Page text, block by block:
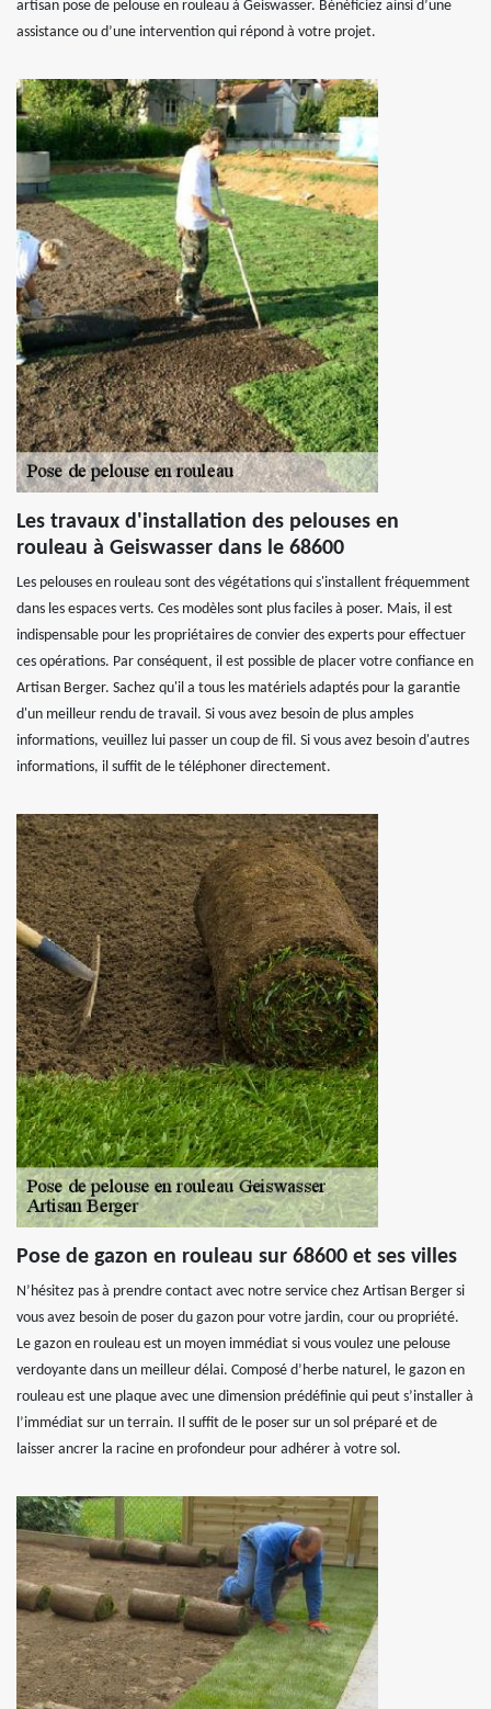
artisan pose de pelouse en rouleau à Geiswasser. Bénéficiez ainsi d’une
assistance ou d’une intervention qui répond à votre projet.
Les travaux d'installation des pelouses en
rouleau à Geiswasser dans le 68600
Les pelouses en rouleau sont des végétations qui s'installent fréquemment
dans les espaces verts. Ces modèles sont plus faciles à poser. Mais, il est
indispensable pour les propriétaires de convier des experts pour effectuer
ces opérations. Par conséquent, il est possible de placer votre confiance en
Artisan Berger. Sachez qu'il a tous les matériels adaptés pour la garantie
d'un meilleur rendu de travail. Si vous avez besoin de plus amples
informations, veuillez lui passer un coup de fil. Si vous avez besoin d'autres
informations, il suffit de le téléphoner directement.
Pose de gazon en rouleau sur 68600 et ses villes
N’hésitez pas à prendre contact avec notre service chez Artisan Berger si
vous avez besoin de poser du gazon pour votre jardin, cour ou propriété.
Le gazon en rouleau est un moyen immédiat si vous voulez une pelouse
verdoyante dans un meilleur délai. Composé d’herbe naturel, le gazon en
rouleau est une plaque avec une dimension prédéfinie qui peut s’installer à
l’immédiat sur un terrain. Il suffit de le poser sur un sol préparé et de
laisser ancrer la racine en profondeur pour adhérer à votre sol.